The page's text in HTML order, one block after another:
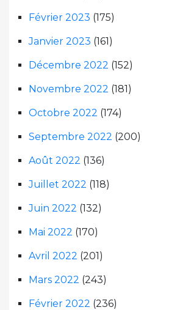
Février 2023 (175)
Janvier 2023 (161)
Décembre 2022 (152)
Novembre 2022 (181)
Octobre 2022 (174)
Septembre 2022 (200)
Août 2022 (136)
Juillet 2022 (118)
Juin 2022 (132)
Mai 2022 (170)
Avril 2022 (201)
Mars 2022 (243)
Février 2022 (236)